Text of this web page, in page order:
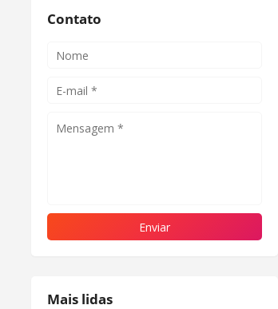
Contato
Mais lidas